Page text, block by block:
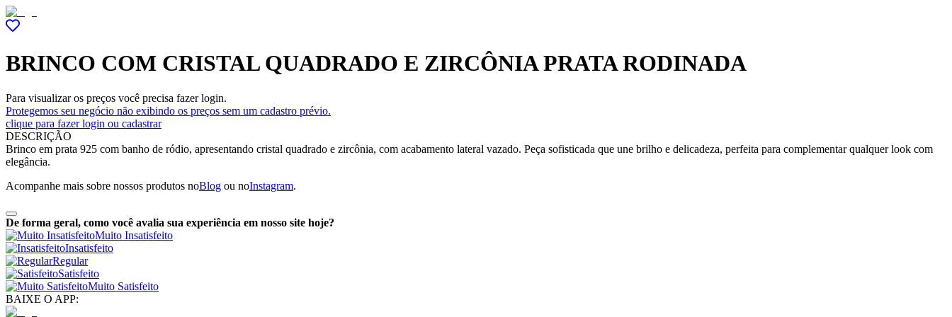
BRINCO COM CRISTAL QUADRADO E ZIRCÔNIA PRATA RODINADA
Para visualizar os preços você precisa fazer login.
Protegemos seu negócio não exibindo os preços sem um cadastro prévio.
clique para fazer login ou cadastrar
DESCRIÇÃO
Brinco em prata 925 com banho de ródio, apresentando cristal quadrado e zircônia, com acabamento lateral vazado. Peça sofisticada que une brilho e delicadeza, perfeita para complementar qualquer look com
elegância.
Acompanhe mais sobre nossos produtos noBlog ou noInstagram.
De forma geral, como você avalia sua experiência em nosso site hoje?
Muito Insatisfeito
Insatisfeito
Regular
Satisfeito
Muito Satisfeito
BAIXE O APP: